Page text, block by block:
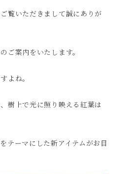
覧いただきまして誠にありが
ご案内をいたします。
よね。
樹上で光に照り映える紅葉は
テーマにした新アイテムがお目